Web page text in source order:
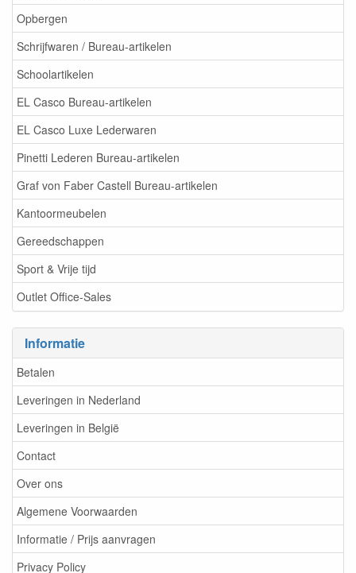
Opbergen
Schrijfwaren / Bureau-artikelen
Schoolartikelen
EL Casco Bureau-artikelen
EL Casco Luxe Lederwaren
Pinetti Lederen Bureau-artikelen
Graf von Faber Castell Bureau-artikelen
Kantoormeubelen
Gereedschappen
Sport & Vrije tijd
Outlet Office-Sales
Informatie
Betalen
Leveringen in Nederland
Leveringen in België
Contact
Over ons
Algemene Voorwaarden
Informatie / Prijs aanvragen
Privacy Policy